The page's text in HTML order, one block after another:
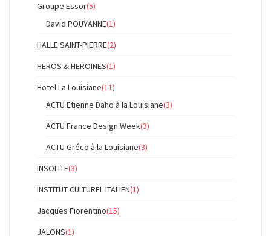
Groupe Essor(5)
David POUYANNE(1)
HALLE SAINT-PIERRE(2)
HEROS & HEROINES(1)
Hotel La Louisiane(11)
ACTU Etienne Daho à la Louisiane(3)
ACTU France Design Week(3)
ACTU Gréco à la Louisiane(3)
INSOLITE(3)
INSTITUT CULTUREL ITALIEN(1)
Jacques Fiorentino(15)
JALONS(1)